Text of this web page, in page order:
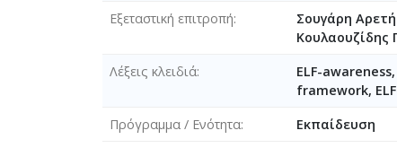
Εξεταστική επιτροπή
Σουγάρη
Koυλαουζίδης
Λέξεις κλειδιά
ELF-
framework,
Πρόγραμμα / Ενότητα
Εκπαίδευση